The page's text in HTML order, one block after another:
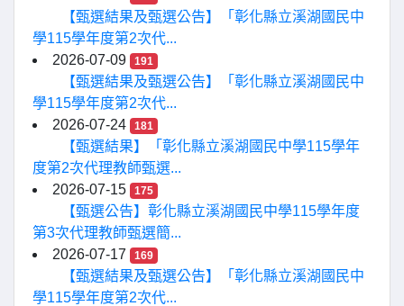
【甄選結果及甄選公告】「彰化縣立溪湖國民中
學115學年度第2次代...
2026-07-09
191
【甄選結果及甄選公告】「彰化縣立溪湖國民中
學115學年度第2次代...
2026-07-24
181
【甄選結果】「彰化縣立溪湖國民中學115學年
度第2次代理教師甄選...
2026-07-15
175
【甄選公告】彰化縣立溪湖國民中學115學年度
第3次代理教師甄選簡...
2026-07-17
169
【甄選結果及甄選公告】「彰化縣立溪湖國民中
學115學年度第2次代...